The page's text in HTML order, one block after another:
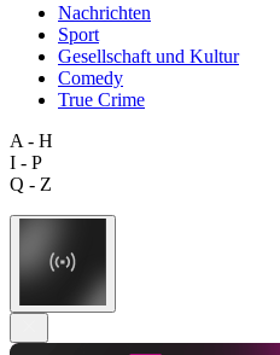
Nachrichten
Sport
Gesellschaft und Kultur
Comedy
True Crime
A - H
I - P
Q - Z